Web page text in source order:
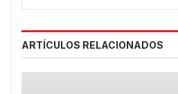
ARTÍCULOS RELACIONADOS